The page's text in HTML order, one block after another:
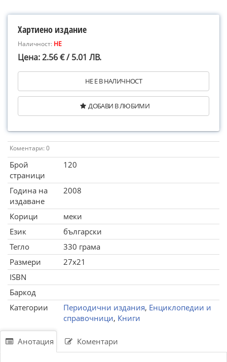
Хартиено издание
Наличност: НЕ
Цена: 2.56 € / 5.01 ЛВ.
НЕ Е В НАЛИЧНОСТ
ДОБАВИ В ЛЮБИМИ
Коментари: 0
Брой
страници
120
Година на
издаване
2008
Корици
меки
Език
български
Тегло
330 грама
Размери
27x21
ISBN
Баркод
Категории
Периодични издания, Енциклопедии и
справочници, Книги
Анотация Коментари